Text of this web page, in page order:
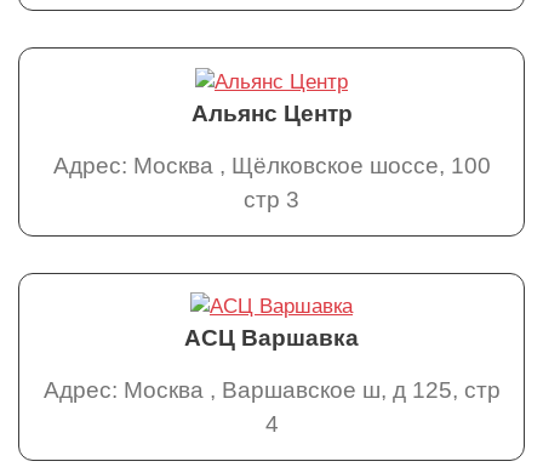
Альянс Центр
Адрес: Москва , Щёлковское шоссе, 100
стр 3
АСЦ Варшавка
Адрес: Москва , Варшавское ш, д 125, стр
4